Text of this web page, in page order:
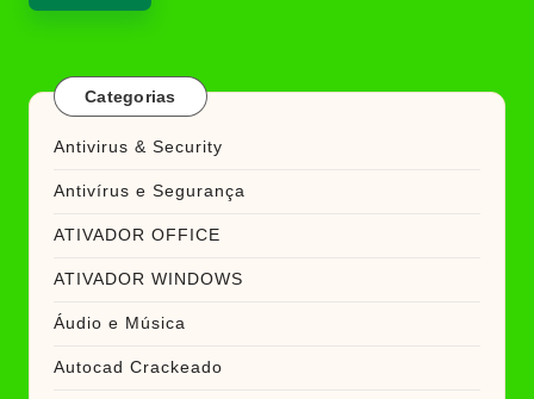
Categorias
Antivirus & Security
Antivírus e Segurança
ATIVADOR OFFICE
ATIVADOR WINDOWS
Áudio e Música
Autocad Crackeado